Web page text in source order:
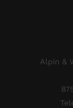
Alpin &